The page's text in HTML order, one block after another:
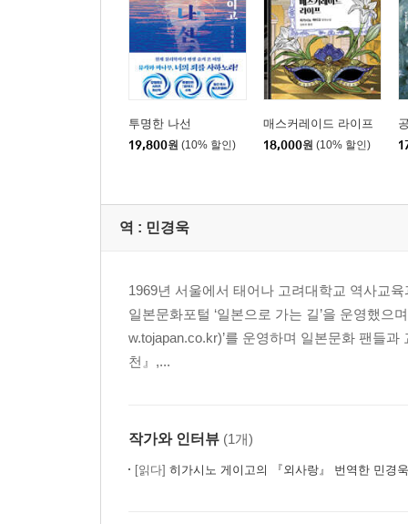
투명한 나선
19,800원 (10% 할인)
매스커레이드 라이프
18,000원 (10% 할인)
역 : 민경욱
1969년 서울에서 태어나 고려대학교 역사교
일본문화포털 ‘일본으로 가는 길’을 운영했
w.tojapan.co.kr)’를 운영하며 일본문화 팬들
천』,...
작가와 인터뷰 (1개)
[읽다] 히가시노 게이고의 『외사랑』 번역한 민경